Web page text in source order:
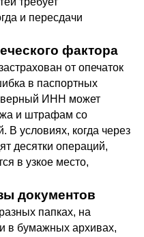
и пересдачи
фактора
от опечаток
в паспортных
ИНН может
и штрафам со
В условиях, когда через
десятки операций,
в узкое место,
документов
папках, на
в бумажных архивах,